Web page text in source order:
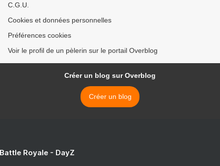
C.G.U.
Cookies et données personnelles
Préférences cookies
Voir le profil de un pèlerin sur le portail Overblog
Créer un blog sur Overblog
Créer un blog
Royale - DayZ